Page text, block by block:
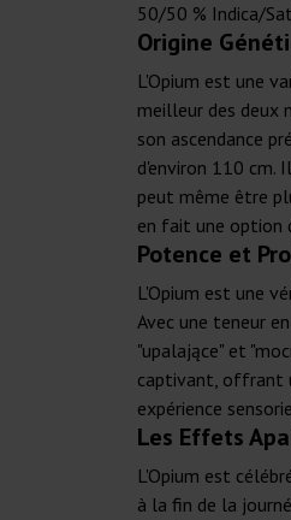
50/50 % Indica/
Origine
L'Opium est une
meilleur des deux
son ascendance
d'environ 110 cm.
peut même être
en fait une option
Potence et
L'Opium est une
Avec une teneur
"upalające" et
captivant, offrant
expérience
Les Effets
L'Opium est
à la fin de la